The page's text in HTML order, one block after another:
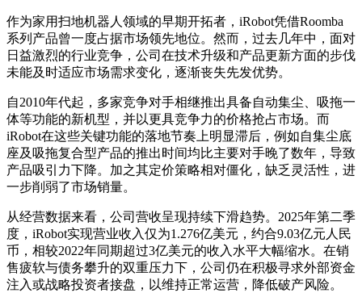
作为家用扫地机器人领域的早期开拓者，iRobot凭借Roomba
系列产品曾一度占据市场领先地位。然而，过去几年中，面对
日益激烈的行业竞争，公司在技术升级和产品更新方面的步伐
未能及时适应市场需求变化，逐渐丧失先发优势。
自2010年代起，多家竞争对手相继推出具备自动集尘、吸拖一
体等功能的新机型，并以更具竞争力的价格抢占市场。而
iRobot在这些关键功能的落地节奏上明显滞后，例如自集尘底
座及吸拖复合型产品的推出时间均比主要对手晚了数年，导致
产品吸引力下降。加之其定价策略相对僵化，缺乏灵活性，进
一步削弱了市场销量。
从经营数据来看，公司营收呈现持续下滑趋势。2025年第二季
度，iRobot实现营业收入仅为1.276亿美元，约合9.03亿元人民
币，相较2022年同期超过3亿美元的收入水平大幅缩水。在销
售疲软与债务攀升的双重压力下，公司仍在积极寻求外部资金
注入或战略投资者接盘，以维持正常运营，降低破产风险。